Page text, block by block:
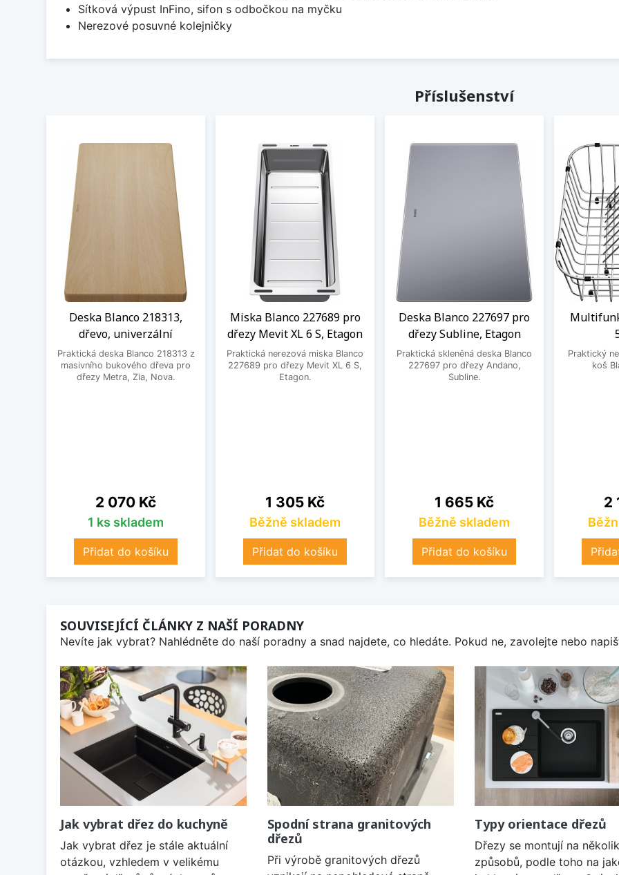
Sítková výpust InFino, sifon s odbočkou na myčku
Nerezové posuvné kolejničky
Příslušenství
Deska Blanco 218313,
dřevo, univerzální
Praktická deska Blanco 218313 z
masivního bukového dřeva pro
dřezy Metra, Zia, Nova.
Cena
2 070 Kč
1 ks skladem
Přidat do košíku
Miska Blanco 227689 pro
dřezy Mevit XL 6 S, Etagon
Praktická nerezová miska Blanco
227689 pro dřezy Mevit XL 6 S,
Etagon.
Cena
1 305 Kč
Běžně skladem
Přidat do košíku
Deska Blanco 227697 pro
dřezy Subline, Etagon
Praktická skleněná deska Blanco
227697 pro dřezy Andano,
Subline.
Cena
1 665 Kč
Běžně skladem
Přidat do košíku
Praktický
koš
2
SOUVISEJÍCÍ ČLÁNKY Z NAŠÍ PORADNY
Nevíte jak vybrat? Nahlédněte do naší poradny a snad najdete, co hledáte. Pokud ne, zavolejte nebo
Jak vybrat dřez do kuchyně
Jak vybrat dřez je stále aktuální
otázkou, vzhledem v velikému
Spodní strana granitových
dřezů
Při výrobě granitových dřezů
Typy orientace dřezů
Dřezy se montují na několik
způsobů, podle toho na